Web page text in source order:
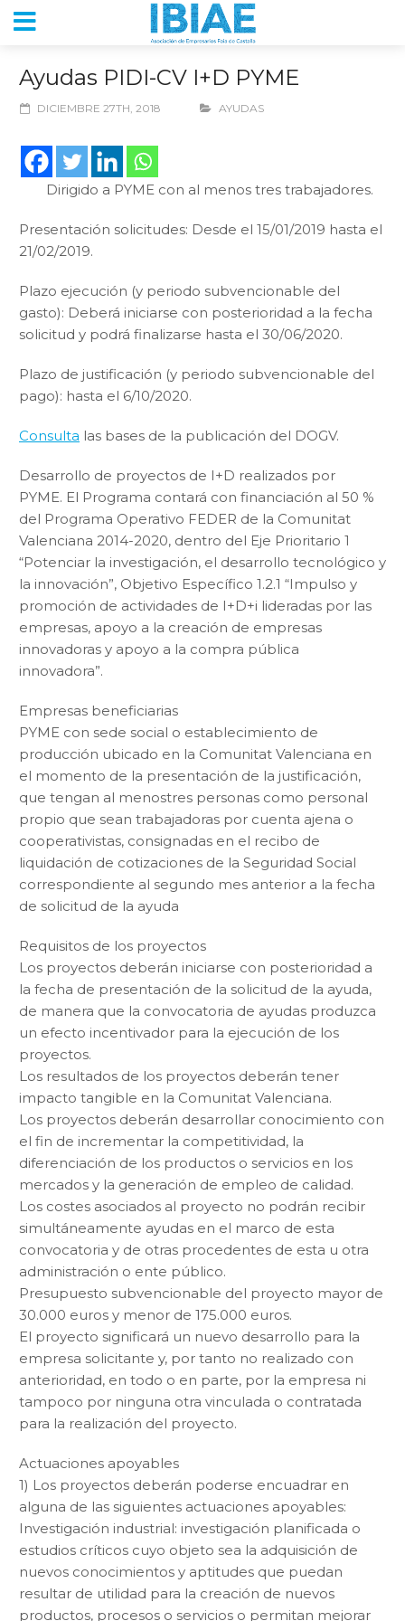
Ayudas PIDI-CV I+D PYME
DICIEMBRE 27TH, 2018 AYUDAS
Dirigido a PYME con al menos tres trabajadores.
Presentación solicitudes: Desde el 15/01/2019 hasta el
21/02/2019.
Plazo ejecución (y periodo subvencionable del
gasto): Deberá iniciarse con posterioridad a la fecha
solicitud y podrá finalizarse hasta el 30/06/2020.
Plazo de justificación (y periodo subvencionable del
pago): hasta el 6/10/2020.
Consulta las bases de la publicación del DOGV.
Desarrollo de proyectos de I+D realizados por
PYME. El Programa contará con financiación al 50 %
del Programa Operativo FEDER de la Comunitat
Valenciana 2014-2020, dentro del Eje Prioritario 1
“Potenciar la investigación, el desarrollo tecnológico y
la innovación”, Objetivo Específico 1.2.1 “Impulso y
promoción de actividades de I+D+i lideradas por las
empresas, apoyo a la creación de empresas
innovadoras y apoyo a la compra pública
innovadora”.
Empresas beneficiarias
PYME con sede social o establecimiento de
producción ubicado en la Comunitat Valenciana en
el momento de la presentación de la justificación,
que tengan al menostres personas como personal
propio que sean trabajadoras por cuenta ajena o
cooperativistas, consignadas en el recibo de
liquidación de cotizaciones de la Seguridad Social
correspondiente al segundo mes anterior a la fecha
de solicitud de la ayuda
Requisitos de los proyectos
Los proyectos deberán iniciarse con posterioridad a
la fecha de presentación de la solicitud de la ayuda,
de manera que la convocatoria de ayudas produzca
un efecto incentivador para la ejecución de los
proyectos.
Los resultados de los proyectos deberán tener
impacto tangible en la Comunitat Valenciana.
Los proyectos deberán desarrollar conocimiento con
el fin de incrementar la competitividad, la
diferenciación de los productos o servicios en los
mercados y la generación de empleo de calidad.
Los costes asociados al proyecto no podrán recibir
simultáneamente ayudas en el marco de esta
convocatoria y de otras procedentes de esta u otra
administración o ente público.
Presupuesto subvencionable del proyecto mayor de
30.000 euros y menor de 175.000 euros.
El proyecto significará un nuevo desarrollo para la
empresa solicitante y, por tanto no realizado con
anterioridad, en todo o en parte, por la empresa ni
tampoco por ninguna otra vinculada o contratada
para la realización del proyecto.
Actuaciones apoyables
1) Los proyectos deberán poderse encuadrar en
alguna de las siguientes actuaciones apoyables:
Investigación industrial: investigación planificada o
estudios críticos cuyo objeto sea la adquisición de
nuevos conocimientos y aptitudes que puedan
resultar de utilidad para la creación de nuevos
productos, procesos o servicios o permitan mejorar